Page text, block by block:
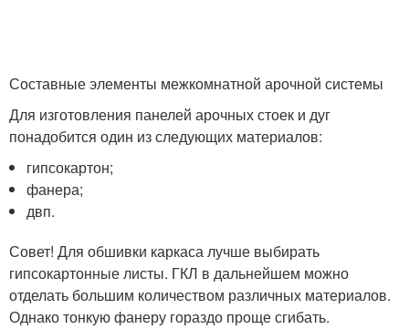
Составные элементы межкомнатной арочной системы
Для изготовления панелей арочных стоек и дуг
понадобится один из следующих материалов:
гипсокартон;
фанера;
двп.
Совет! Для обшивки каркаса лучше выбирать
гипсокартонные листы. ГКЛ в дальнейшем можно
отделать большим количеством различных материалов.
Однако тонкую фанеру гораздо проще сгибать.